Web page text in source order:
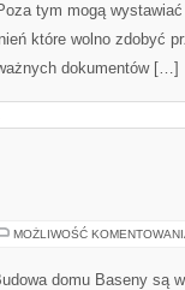
tym mogą
które wolno zdobyć
dokumentów […]
MOŻLIWOŚĆ
domu Baseny są